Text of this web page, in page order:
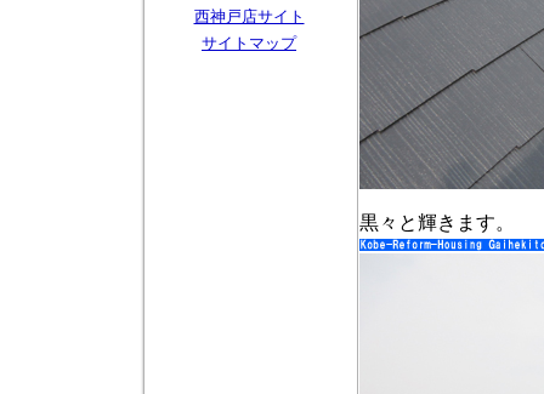
西神戸店サイト
サイトマップ
黒々と輝きます。